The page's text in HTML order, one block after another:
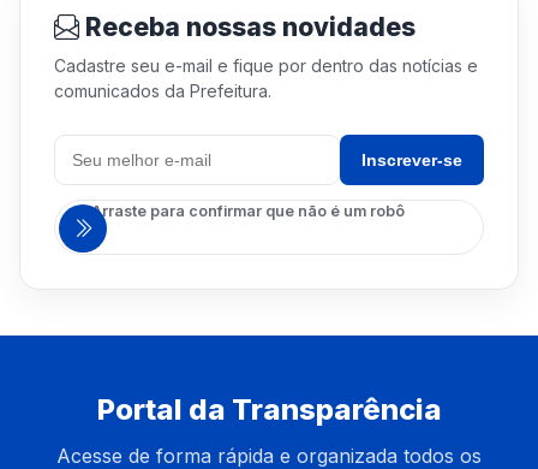
Receba nossas novidades
Cadastre seu e-mail e fique por dentro das notícias e
comunicados da Prefeitura.
Inscrever-se
Arraste para confirmar que não é um robô
Portal da Transparência
Acesse de forma rápida e organizada todos os